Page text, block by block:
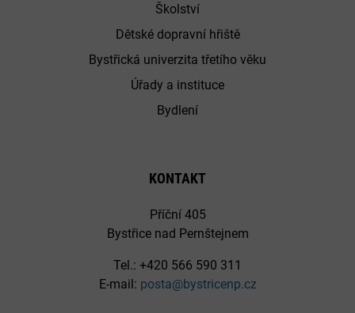
Školství
Dětské dopravní hřiště
Bystřická univerzita třetího věku
Úřady a instituce
Bydlení
KONTAKT
Příční 405
Bystřice nad Pernštejnem
Tel.: +420 566 590 311
E-mail: posta@bystricenp.cz